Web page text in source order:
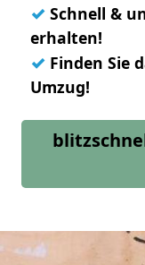
✓ Schnell &
erhalten!
✓ Finden Sie
Umzug!